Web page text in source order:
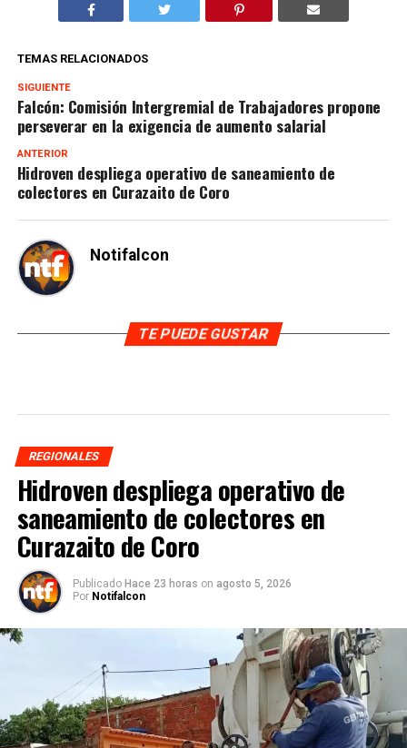
TEMAS RELACIONADOS
SIGUIENTE
Falcón: Comisión Intergremial de Trabajadores propone
perseverar en la exigencia de aumento salarial
ANTERIOR
Hidroven despliega operativo de saneamiento de
colectores en Curazaito de Coro
Notifalcon
TE PUEDE GUSTAR
REGIONALES
Hidroven despliega operativo de
saneamiento de colectores en
Curazaito de Coro
Publicado Hace 23 horas on agosto 5, 2026
Por Notifalcon